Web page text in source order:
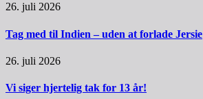
26. juli 2026
Tag med til Indien – uden at forlade Jersie
26. juli 2026
Vi siger hjertelig tak for 13 år!